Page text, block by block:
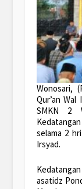
Wonosari,
Qur’an
SMKN 2
selama 2
Irsyad.
asatidz